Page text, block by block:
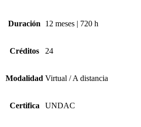
Duración 12 meses | 720 h
Créditos 24
Modalidad Virtual / A distancia
Certifica UNDAC